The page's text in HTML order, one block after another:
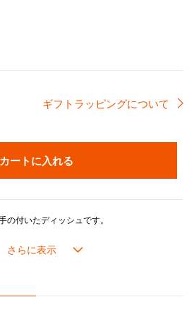
ギフトラッピングについて
カートに入れる
の付いたディッシュです。
るうれしいサイズ。